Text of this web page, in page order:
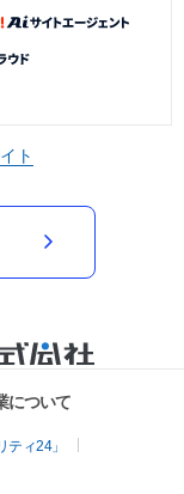
ト
について
ィ24」